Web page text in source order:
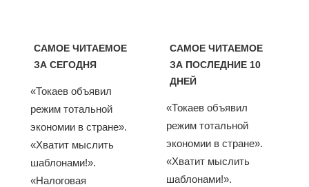
САМОЕ ЧИТАЕМОЕ
ЗА СЕГОДНЯ
«Токаев объявил
режим тотальной
экономии в стране».
«Хватит мыслить
шаблонами!».
«Налоговая
САМОЕ ЧИТАЕМОЕ
ЗА ПОСЛЕДНИЕ 10
ДНЕЙ
«Токаев объявил
режим тотальной
экономии в стране».
«Хватит мыслить
шаблонами!».